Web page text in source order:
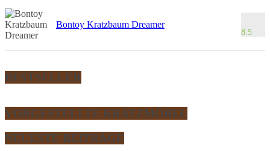
Bontoy Kratzbaum Dreamer
8.5
BESTSELLER
VORGESTELLTE KRATZMÖBEL
NEUESTE BEITRÄGE